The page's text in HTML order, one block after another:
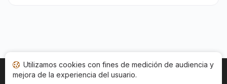
Inicio Estado opiniones Categorías
Utilizamos cookies con fines de medición de audiencia y
mejora de la experiencia del usuario.